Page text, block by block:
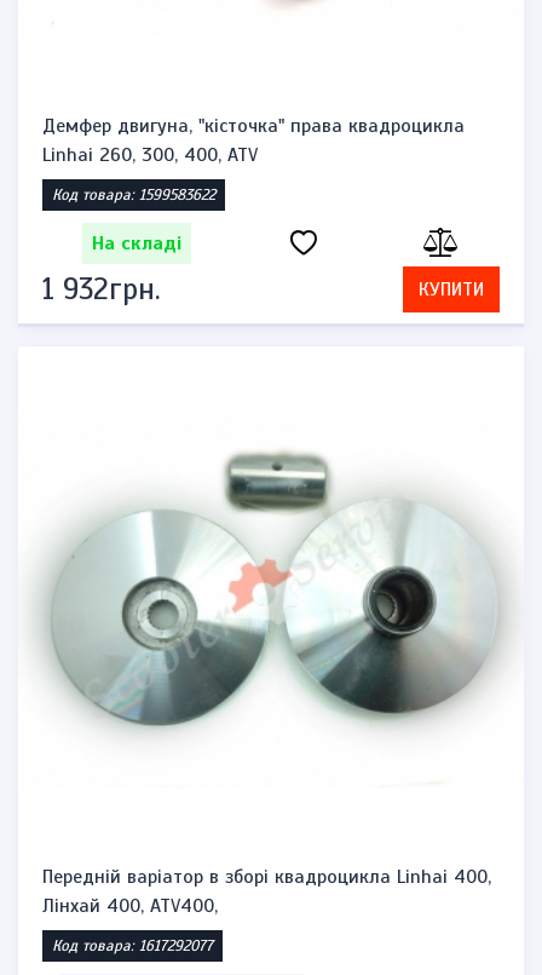
Демфер двигуна, "кісточка" права квадроцикла
Linhai 260, 300, 400, ATV
Код товара: 1599583622
На складі
1 932грн. КУПИТИ
Передній варіатор в зборі квадроцикла Linhai 400,
Лінхай 400, ATV400,
Код товара: 1617292077